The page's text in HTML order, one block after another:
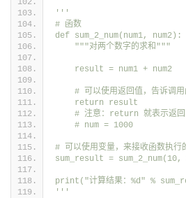
'''
# 函数
def sum_2_num(num1, num2):
    """对两个数字的求和"""
    result = num1 + num2
# 可以使用返回值，告诉调
    return result
# 注意：return 就表示返回
    # num = 1000
# 可以使用变量，来接收函数执行
sum_result = sum_2_num(10,
print("计算结果：%d" %
'''